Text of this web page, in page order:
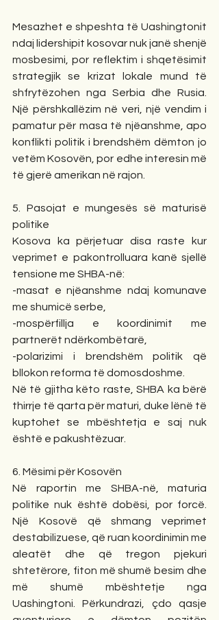
Mesazhet e shpeshta të Uashingtonit
ndaj lidershipit kosovar nuk janë shenjë
mosbesimi, por reflektim i shqetësimit
strategjik se krizat lokale mund të
shfrytëzohen nga Serbia dhe Rusia.
Një përshkallëzim në veri, një vendim i
pamatur për masa të njëanshme, apo
konflikti politik i brendshëm dëmton jo
vetëm Kosovën, por edhe interesin më
të gjerë amerikan në rajon.
5. Pasojat e mungesës së maturisë
politike
Kosova ka përjetuar disa raste kur
veprimet e pakontrolluara kanë sjellë
tensione me SHBA-në:
-masat e njëanshme ndaj komunave
me shumicë serbe,
-mospërfillja e koordinimit me
partnerët ndërkombëtarë,
-polarizimi i brendshëm politik që
bllokon reforma të domosdoshme.
Në të gjitha këto raste, SHBA ka bërë
thirrje të qarta për maturi, duke lënë të
kuptohet se mbështetja e saj nuk
është e pakushtëzuar.
6. Mësimi për Kosovën
Në raportin me SHBA-në, maturia
politike nuk është dobësi, por forcë.
Një Kosovë që shmang veprimet
destabilizuese, që ruan koordinimin me
aleatët dhe që tregon pjekuri
shtetërore, fiton më shumë besim dhe
më shumë mbështetje nga
Uashingtoni. Përkundrazi, çdo qasje